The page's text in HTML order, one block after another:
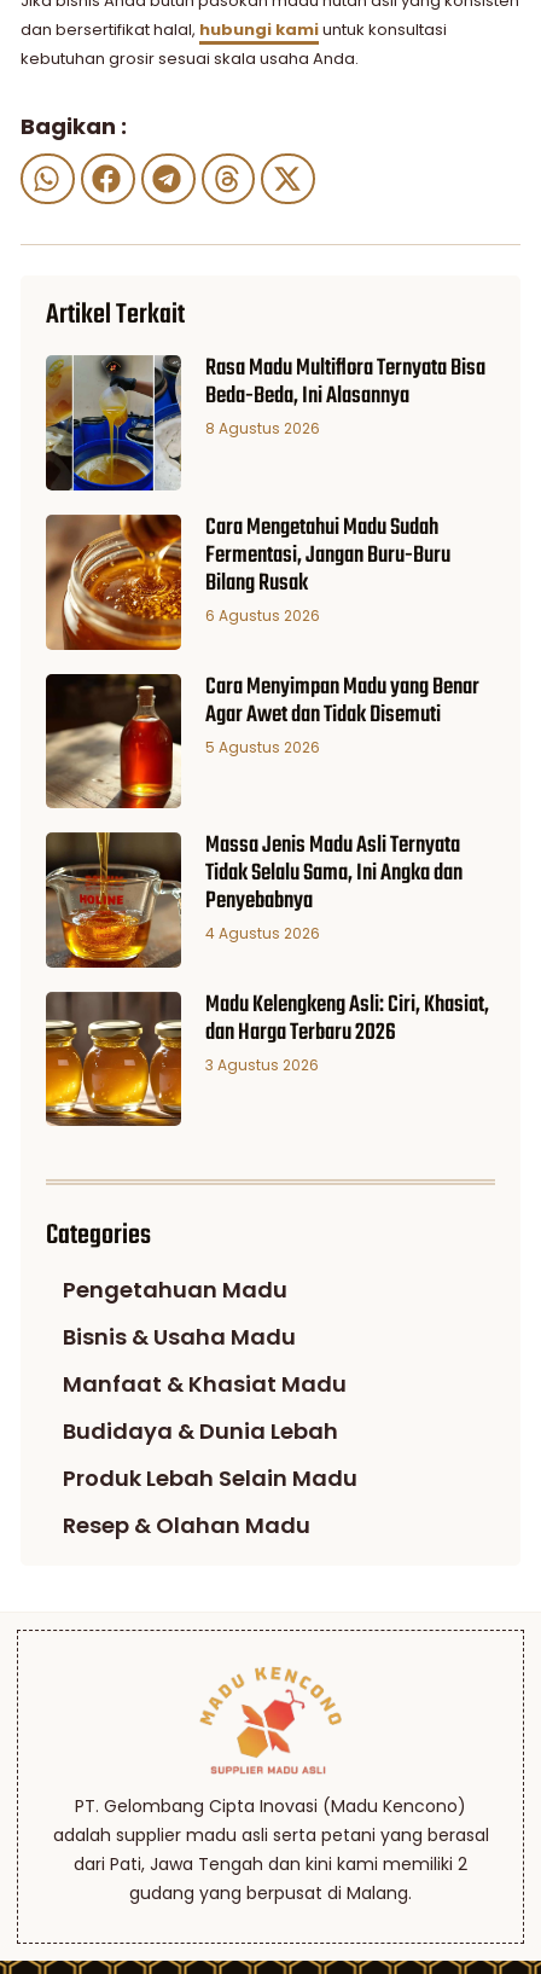
dan bersertifikat halal, hubungi kamiuntuk konsultasi
kebutuhan grosir sesuai skala usaha Anda.
Bagikan :
Artikel Terkait
Rasa Madu Multiflora Ternyata Bisa
Beda-Beda, Ini Alasannya
8 Agustus 2026
Cara Mengetahui Madu Sudah
Fermentasi, Jangan Buru-Buru
Bilang Rusak
6 Agustus 2026
Cara Menyimpan Madu yang Benar
Agar Awet dan Tidak Disemuti
5 Agustus 2026
Massa Jenis Madu Asli Ternyata
Tidak Selalu Sama, Ini Angka dan
Penyebabnya
4 Agustus 2026
Madu Kelengkeng Asli: Ciri, Khasiat,
dan Harga Terbaru 2026
3 Agustus 2026
Categories
Pengetahuan Madu
Bisnis & Usaha Madu
Manfaat & Khasiat Madu
Budidaya & Dunia Lebah
Produk Lebah Selain Madu
Resep & Olahan Madu
PT. Gelombang Cipta Inovasi (Madu Kencono)
adalah supplier madu asli serta petani yang berasal
dari Pati, Jawa Tengah dan kini kami memiliki 2
gudang yang berpusat di Malang.